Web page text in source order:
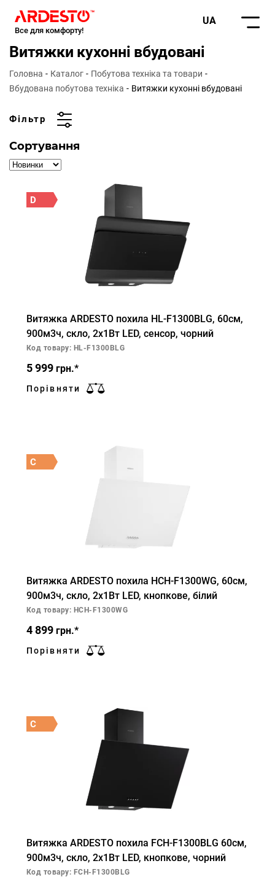
Все для комфорту!
UA
Витяжки кухонні вбудовані
Головна Каталог
Побутова техніка та товари
Вбудована побутова техніка
Витяжки кухонні вбудовані
Фільтр
Сортування
D
Витяжка ARDESTO похила HL-F1300BLG, 60см,
900м3ч, скло, 2х1Вт LED, сенсор, чорний
Код товару: HL-F1300BLG
5 999 грн.*
Порівняти
C
Витяжка ARDESTO похила HCH-F1300WG, 60см,
900м3ч, скло, 2х1Вт LED, кнопкове, білий
Код товару: HCH-F1300WG
4 899 грн.*
Порівняти
C
Витяжка ARDESTO похила FCH-F1300BLG 60см,
900м3ч, скло, 2х1Вт LED, кнопкове, чорний
Код товару: FCH-F1300BLG